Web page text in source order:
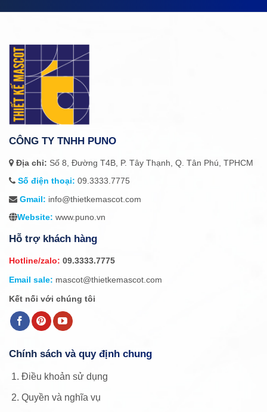
CÔNG TY TNHH PUNO
Địa chỉ: Số 8, Đường T4B, P. Tây Thạnh, Q. Tân Phú, TPHCM
Số điện thoại: 09.3333.7775
Gmail: info@thietkemascot.com
Website: www.puno.vn
Hỗ trợ khách hàng
Hotline/zalo: 09.3333.7775
Email sale: mascot@thietkemascot.com
Kết nối với chúng tôi
Chính sách và quy định chung
Điều khoản sử dụng
Quyền và nghĩa vụ